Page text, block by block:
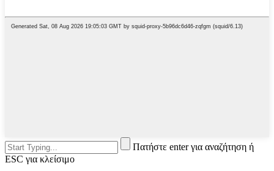
Πατήστε enter για αναζήτηση ή
ESC για κλείσιμο